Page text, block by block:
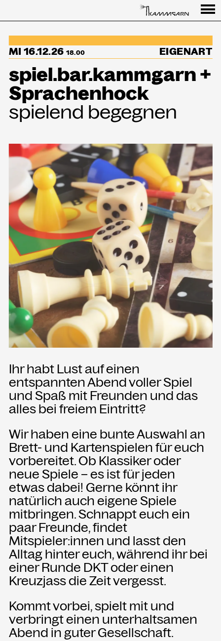
Programm
↳Summer Sessions
Besuch
Ausstellungen
Über uns
Haus
Partner
Aktuelles
Presse
Merch
Rückschau
KONTAKT
Kammgarn Kulturwerkstatt
Spinnereistraße 10
6971 Hard am Bodensee
Büro Öffnungszeiten:
Mo-Fr von 9-12
+43 5574 82731
NEWSLETTER
Einmal wöchentlich informieren wir
über aktuelle Events in der
Kammgarn. Jetzt anmelden und
nichts mehr verpassen.
ANMELDEN
MI 16.12.26 18.00 EIGENART
spiel.bar.kammgarn +
Sprachenhock
spielend begegnen
Ihr habt Lust auf einen
entspannten Abend voller Spiel
und Spaß mit Freunden und das
alles bei freiem Eintritt?
Wir haben eine bunte Auswahl an
Brett- und Kartenspielen für euch
vorbereitet. Ob Klassiker oder
neue Spiele – es ist für jeden
etwas dabei! Gerne könnt ihr
natürlich auch eigene Spiele
mitbringen. Schnappt euch ein
paar Freunde, findet
Mitspieler:innen und lasst den
Alltag hinter euch, während ihr bei
einer Runde DKT oder einen
Kreuzjass die Zeit vergesst.
Kommt vorbei, spielt mit und
verbringt einen unterhaltsamen
Abend in guter Gesellschaft.